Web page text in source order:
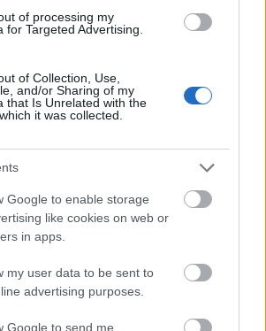
of processing my
for Targeted Advertising.
of Collection, Use,
and/or Sharing of my
that Is Unrelated with the
it was collected.
Google to enable storage
like cookies on web or
in apps.
my user data to be sent to
advertising purposes.
Google to send me
kereső három
arról, kik állhatnak a lista élén, de
meg, hogy bár láthatóan
nő a listán, annak azért mégiscsak
között a nők magasabb
utoljára a listán, a vagyonát 73,3
A második helyen pedig a
Dua Lipa
nem véletlenül a világ
sztárja. A keresetét 79,4 millió